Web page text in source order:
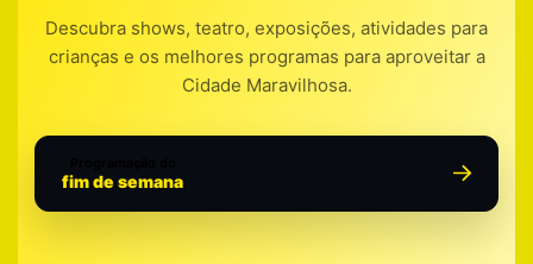
Descubra shows, teatro, exposições, atividades para
crianças e os melhores programas para aproveitar a
Cidade Maravilhosa.
fim de semana